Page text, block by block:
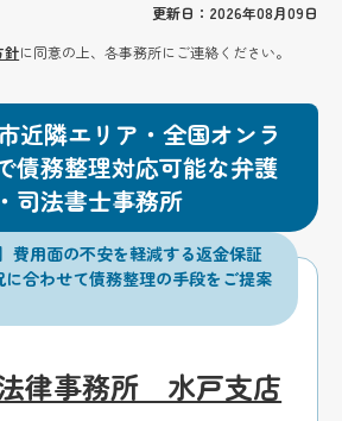
更新日：2026年08月09日
針に同意の上、各事務所にご連絡ください。
近隣エリア・全国オンラ
債務整理対応可能な弁護
司法書士事務所
費用面の不安を軽減する返金保証
合わせて債務整理の手段をご提案
律事務所 水戸支店